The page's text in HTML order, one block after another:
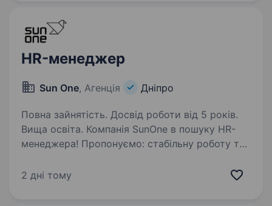
HR-менеджер
Sun One, Агенція Дніпро
Повна зайнятість. Досвід роботи від 5 років.
Вища освіта. Компанія SunOne в пошуку HR-
менеджера! Пропонуємо: стабільну роботу та
заробітної плати; стрімке професійне
2 дні тому